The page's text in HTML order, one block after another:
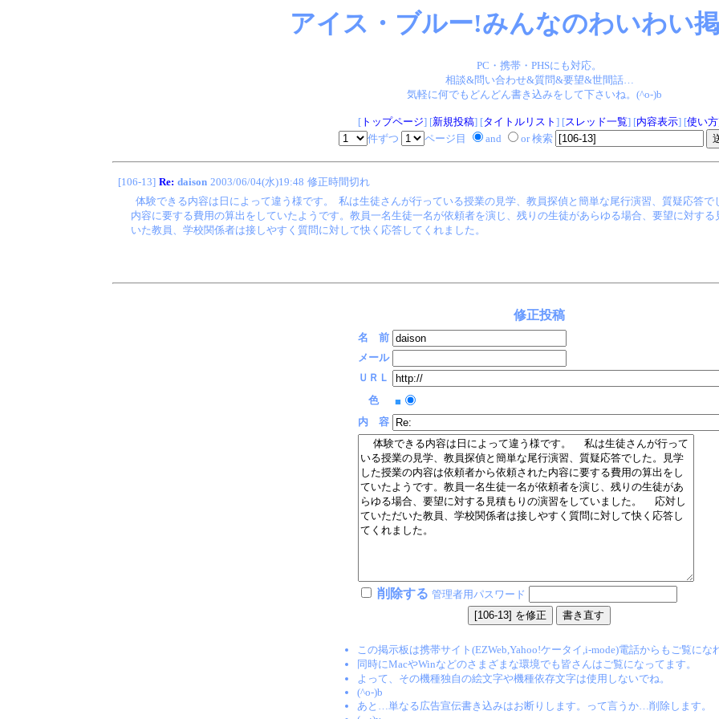
アイス・ブルー!みんなのわいわい
PC・携帯・PHSにも対応。
相談&問い合わせ&質問&要望&世間話…
気軽に何でもどんどん書き込みをして下さいね。(^o-)b
[トップページ] [新規投稿] [タイトルリスト ] [スレッド一覧] [内容表示] [使い方
件ずつ
ページ目 and or 検索
[106-13] Re: daison 2003/06/04(水)19:48 修正時間切れ
体験できる内容は日によって違う様です。 私は生徒さんが行っている授業の見学、教員探偵と簡単な尾行演習、質疑応答
内容に要する費用の算出をしていたようです。教員一名生徒一名が依頼者を演じ、残りの生徒があらゆる場合、要望に対す
いた教員、学校関係者は接しやすく質問に対して快く応答してくれました。
修正投稿
名 前
メール
ＵＲＬ
色
■
内 容
削除する 管理者用パスワード
この掲示板は携帯サイト(EZWeb,Yahoo!ケータイ,i-mode)電話からもご覧にな
同時にMacやWinなどのさまざまな環境でも皆さんはご覧になってます。
よって、その機種独自の絵文字や機種依存文字は使用しないでね。
(^o-)b
あと…単なる広告宣伝書き込みはお断りします。って言うか…削除します。